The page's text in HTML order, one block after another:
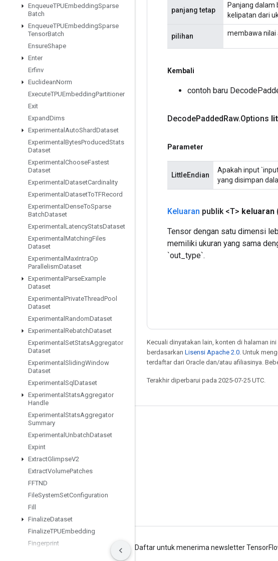
EnqueueTPUEmbeddingSparse
Batch
EnqueueTPUEmbeddingSparse
TensorBatch
EnsureShape
Enter
Erfinv
EuclideanNorm
ExecuteTPUEmbeddingPartitioner
Exit
ExpandDims
Experimental AutoShardDataset
Experimental BytesProducedStats
Dataset
Experimental ChooseFastest
Dataset
Experimental DatasetCardinality
Experimental DatasetToTFRecord
Experimental DenseToSparse
BatchDataset
Experimental LatencyStatsDataset
Experimental MatchingFiles
Dataset
Experimental MaxIntraOp
ParallelismDataset
Experimental ParseExample
Dataset
Experimental PrivateThreadPool
Dataset
Experimental RandomDataset
Experimental RebatchDataset
Experimental SetStatsAggregator
Dataset
Experimental SlidingWindow
Dataset
Experimental Sql Dataset
Experimental StatsAggregator
Handle
Experimental StatsAggregator
Summary
Experimental UnbatchDataset
Expint
ExtractGlimpseV2
ExtractVolumePatches
FFTND
FileSystemSetConfiguration
Fill
FinalizeDataset
FinalizeTPUEmbedding
Fingerprint
panjang tetap
Panjang dalam
kelipatan dari
pilihan membawa nilai
Kembali
contoh baru
DecodePaddedRaw.Options
Parameter
LittleEndian
Apakah input
yang disimpan
Keluaran publik <T> keluaran
Tensor dengan satu dimensi
memiliki ukuran yang sama
`out_type`.
Kecuali dinyatakan lain, konten di halaman
berdasarkan Lisensi Apache 2.0 . Untuk
terdaftar dari Oracle dan/atau afiliasinya.
Terakhir diperbarui pada 2025-07-25 UTC.
Tetap terhubung
Forum
GitHub
YouTube
Persyaratan Privasi Manage cookies Daftar untuk menerima newsletter